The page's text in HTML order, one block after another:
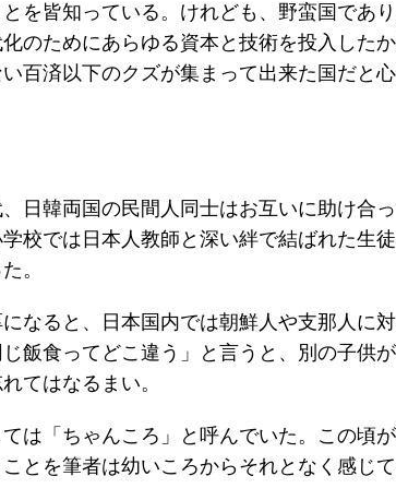
を皆知っている。けれども、野蛮国であ
のためにあらゆる資本と技術を投入した
百済以下のクズが集まって出来た国だと
日韓両国の民間人同士はお互いに助け合
校では日本人教師と深い絆で結ばれた生
。
なると、日本国内では朝鮮人や支那人に
飯食ってどこ違う」と言うと、別の子供
てはなるまい。
は「ちゃんころ」と呼んでいた。この頃
とを筆者は幼いころからそれとなく感じて